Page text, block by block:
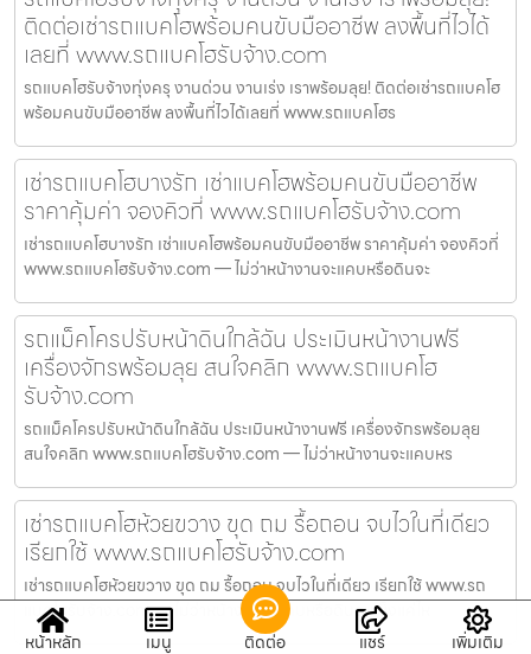
ติดต่อเช่ารถแบคโฮพร้อมคนขับมืออาชีพ ลงพื้นที่ไวได้
เลยที่ www.รถแบคโฮรับจ้าง.com
รถแบคโฮรับจ้างทุ่งครุ งานด่วน งานเร่ง เราพร้อมลุย! ติดต่อเช่ารถแบคโฮ
พร้อมคนขับมืออาชีพ ลงพื้นที่ไวได้เลยที่ www.รถแบคโฮร
เช่ารถแบคโฮบางรัก เช่าแบคโฮพร้อมคนขับมืออาชีพ
ราคาคุ้มค่า จองคิวที่ www.รถแบคโฮรับจ้าง.com
เช่ารถแบคโฮบางรัก เช่าแบคโฮพร้อมคนขับมืออาชีพ ราคาคุ้มค่า จองคิวที่
www.รถแบคโฮรับจ้าง.com — ไม่ว่าหน้างานจะแคบหรือดินจะ
รถแม็คโครปรับหน้าดินใกล้ฉัน ประเมินหน้างานฟรี
เครื่องจักรพร้อมลุย สนใจคลิก www.รถแบคโฮ
รับจ้าง.com
รถแม็คโครปรับหน้าดินใกล้ฉัน ประเมินหน้างานฟรี เครื่องจักรพร้อมลุย
สนใจคลิก www.รถแบคโฮรับจ้าง.com — ไม่ว่าหน้างานจะแคบหร
เช่ารถแบคโฮห้วยขวาง ขุด ถม รื้อถอน จบไวในที่เดียว
เรียกใช้ www.รถแบคโฮรับจ้าง.com
เช่ารถแบคโฮห้วยขวาง ขุด ถม รื้อถอน จบไวในที่เดียว เรียกใช้ www.รถ
แบคโฮรับจ้าง.com — ไม่ว่าหน้างานจะแคบหรือดินจะแข็งแค่ไห
หน้าหลัก
เมนู ติดต่อ แชร์ เพิ่มเติม